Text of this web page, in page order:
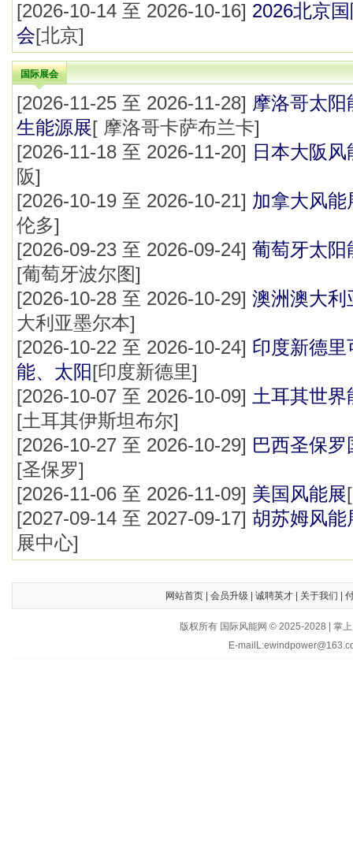
[2026-10-14 至 2026-10-16] 2026北京
会[北京]
国际展会
[2026-11-25 至 2026-11-28] 摩洛哥太
生能源展[ 摩洛哥卡萨布兰卡]
[2026-11-18 至 2026-11-20] 日本大阪
阪]
[2026-10-19 至 2026-10-21] 加拿大风能
伦多]
[2026-09-23 至 2026-09-24] 葡萄牙太阳
[葡萄牙波尔图]
[2026-10-28 至 2026-10-29] 澳洲澳大利
大利亚墨尔本]
[2026-10-22 至 2026-10-24] 印度新德里
能、太阳[印度新德里]
[2026-10-07 至 2026-10-09] 土耳其世
[土耳其‌伊斯坦布尔]
[2026-10-27 至 2026-10-29] 巴西圣保
[圣保罗]
[2026-11-06 至 2026-11-09] 美国风能展
[2027-09-14 至 2027-09-17] 胡苏姆风能
展中心]
网站首页| 会员升级 诚聘英才| 关于我们
版权所有 国际风能网 © 2025-2028 | 掌
E-